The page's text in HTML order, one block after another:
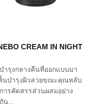
CREAM IN NIGHT
ำรุงกลางคืนที่ออกแบบมา
นบำรุงผิวสวยขณะคุณหลับ
ารคัดสรรส่วนผสมอย่าง
...